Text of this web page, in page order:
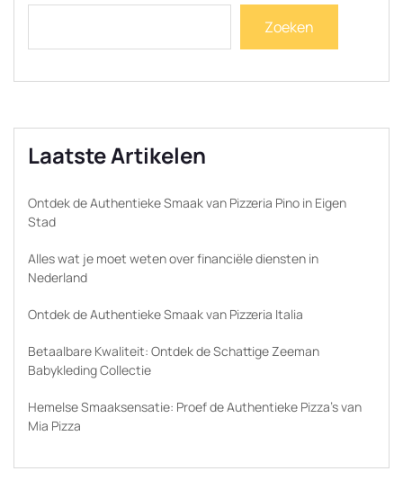
Zoeken
Laatste Artikelen
Ontdek de Authentieke Smaak van Pizzeria Pino in Eigen
Stad
Alles wat je moet weten over financiële diensten in
Nederland
Ontdek de Authentieke Smaak van Pizzeria Italia
Betaalbare Kwaliteit: Ontdek de Schattige Zeeman
Babykleding Collectie
Hemelse Smaaksensatie: Proef de Authentieke Pizza’s van
Mia Pizza